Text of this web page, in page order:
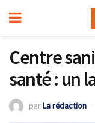
Centre
santé : un
parLa rédaction